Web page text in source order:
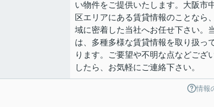
い物件をご提供いたします。大阪市
区エリアにある賃貸情報のことなら
域に密着した当社へお任せ下さい。
は、多種多様な賃貸情報を取り扱っ
ります。ご要望や不明な点などござ
したら、お気軽にご連絡下さい。
情報